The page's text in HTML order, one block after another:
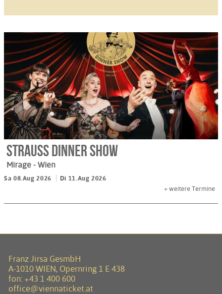
STRAUSS DINNER SHOW
Mirage - Wien
Sa 08.Aug 2026
Di 11.Aug 2026
+ weitere Termine
Franz Jirsa GesmbH
A-1010 WIEN, Opernring 1 E 438
fon: +43 1 400 600
office@viennaticket.at